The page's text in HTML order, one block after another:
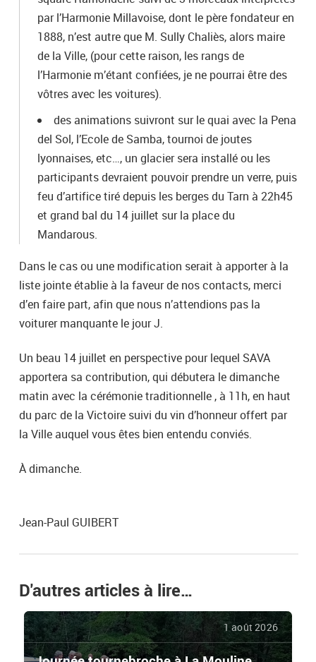
par l’Harmonie Millavoise, dont le père fondateur en
1888, n’est autre que M. Sully Chaliès, alors maire
de la Ville, (pour cette raison, les rangs de
l’Harmonie m’étant confiées, je ne pourrai être des
vôtres avec les voitures).
des animations suivront sur le quai avec la Pena
del Sol, l’Ecole de Samba, tournoi de joutes
lyonnaises, etc…, un glacier sera installé ou les
participants devraient pouvoir prendre un verre, puis
feu d’artifice tiré depuis les berges du Tarn à 22h45
et grand bal du 14 juillet sur la place du
Mandarous.
Dans le cas ou une modification serait à apporter à la
liste jointe établie à la faveur de nos contacts, merci
d’en faire part, afin que nous n’attendions pas la
voiturer manquante le jour J.
Un beau 14 juillet en perspective pour lequel SAVA
apportera sa contribution, qui débutera le dimanche
matin avec la cérémonie traditionnelle , à 11h, en haut
du parc de la Victoire suivi du vin d’honneur offert par
la Ville auquel vous êtes bien entendu conviés.
À dimanche.
Jean-Paul GUIBERT
D'autres articles à lire…
1 août 2026